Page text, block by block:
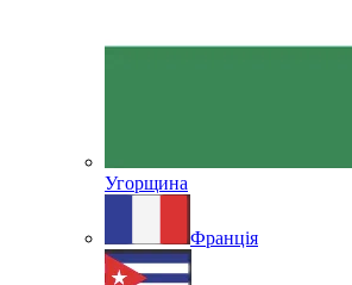
Угорщина
Франція